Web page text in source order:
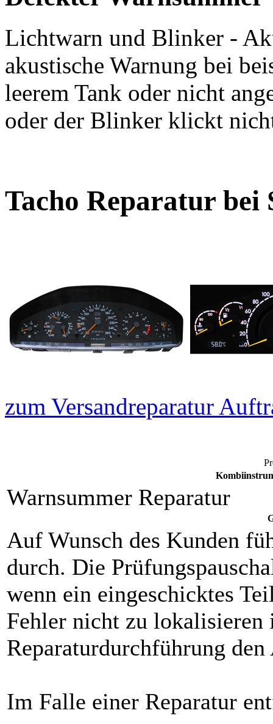
Lichtwarn und Blinker -
akustische Warnung bei
leerem Tank oder nicht
oder der Blinker klickt
Tacho Reparatur bei
zum Versandreparatur
Warnsummer Reparatur
Auf Wunsch des Kunden
durch. Die
wenn ein eingeschicktes
Fehler nicht zu lokalisieren
Reparaturdurchführung
Im Falle einer Reparatur